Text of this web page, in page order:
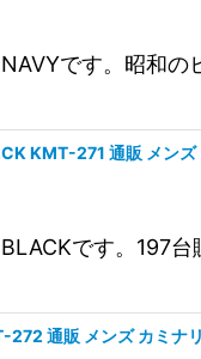
です。昭和
KMT-271 通販 メンズ
です。197
272 通販 メンズ カミナ